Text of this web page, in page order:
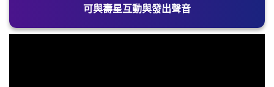
可與壽星互動與發出聲音